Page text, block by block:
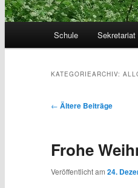
Schule Sekretariat
KATEGORIEARCHIV:
Beitragsnavigation
← Ältere Beiträge
Frohe
Veröffentlicht am 24.